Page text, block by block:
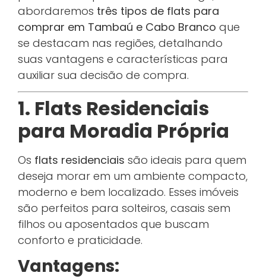
abordaremos três tipos de flats para
comprar em Tambaú e Cabo Branco que
se destacam nas regiões, detalhando
suas vantagens e características para
auxiliar sua decisão de compra.
1. Flats Residenciais
para Moradia Própria
Os flats residenciais são ideais para quem
deseja morar em um ambiente compacto,
moderno e bem localizado. Esses imóveis
são perfeitos para solteiros, casais sem
filhos ou aposentados que buscam
conforto e praticidade.
Vantagens: